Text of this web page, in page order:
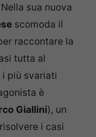
sua nuova
scomoda il
raccontare la
tutta al
più svariati
è
Giallini), un
i casi